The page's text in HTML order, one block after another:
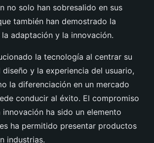
no solo han sobresalido en sus
también han demostrado la
adaptación y la innovación.
la tecnología al centrar su
y la experiencia del usuario,
la diferenciación en un mercado
conducir al éxito. El compromiso
ha sido un elemento
ha permitido presentar productos
industrias.